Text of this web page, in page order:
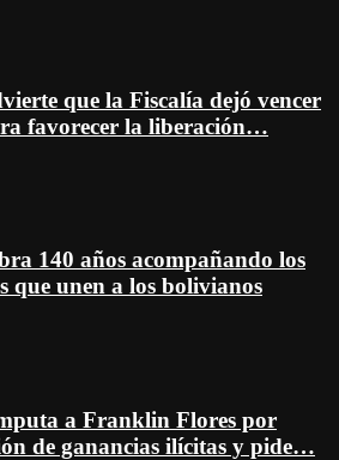
que la Fiscalía dejó vencer
favorecer la liberación…
140 años acompañando los
que unen a los bolivianos
a Franklin Flores por
de ganancias ilícitas y pide…